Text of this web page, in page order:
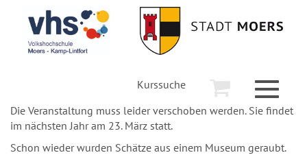
Kurssuche
Toggle
Die Veranstaltung muss leider verschoben werden. Sie findet
im nächsten Jahr am 23. März statt.
Schon wieder wurden Schätze aus einem Museum geraubt.